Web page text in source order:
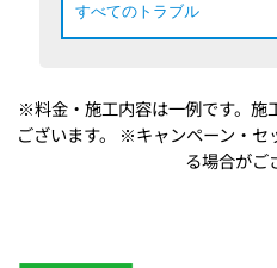
※料金・施工内容は一例です。施
ございます。
※キャンペーン・セ
る場合がご